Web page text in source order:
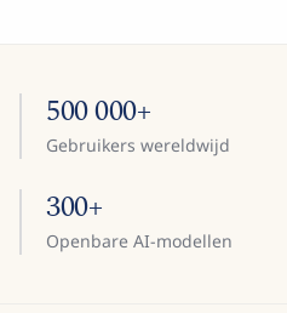
500 000+
Gebruikers wereldwijd
300+
Openbare AI-modellen